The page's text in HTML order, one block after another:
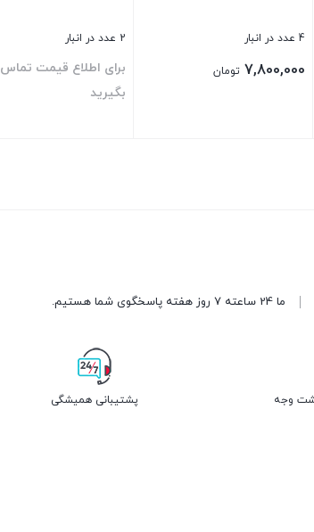
4 عدد در انبار
7,800,000 تومان
2 عدد در انبار
برای اطلاع قیمت تماس
بگیرید
ما 24 ساعته 7 روز هفته پاسخگوی شما هستیم.
پشتیبانی همیشگی